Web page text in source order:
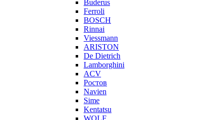
Buderus
Ferroli
BOSCH
Rinnai
Viessmann
ARISTON
De Dietrich
Lamborghini
ACV
Ростов
Navien
Sime
Kentatsu
WOLF